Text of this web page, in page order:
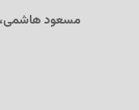
مسعود هاشمی،